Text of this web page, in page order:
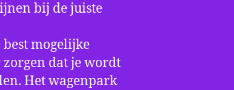
bij de juiste
mogelijke
zorgen dat je wordt
Het wagenpark